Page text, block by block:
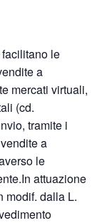
le
a
mercati virtuali,
(cd.
tramite i
a
le
attuazione
modif. dalla L.